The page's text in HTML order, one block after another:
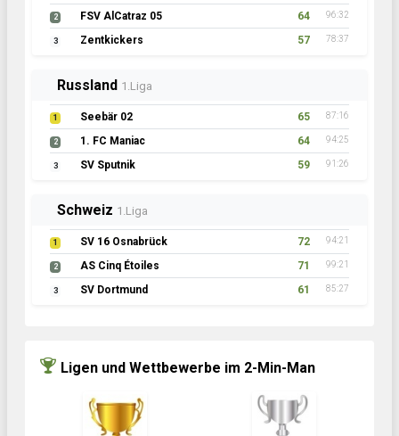
2 FSV AlCatraz 05 64 96:32
3 Zentkickers 57 78:37
Russland 1.Liga
1 Seebär 02 65 87:16
2 1. FC Maniac 64 94:25
3 SV Sputnik 59 91:26
Schweiz 1.Liga
1 SV 16 Osnabrück 72 94:21
2 AS Cinq Étoiles 71 99:21
3 SV Dortmund 61 85:27
Ligen und Wettbewerbe im 2-Min-Man